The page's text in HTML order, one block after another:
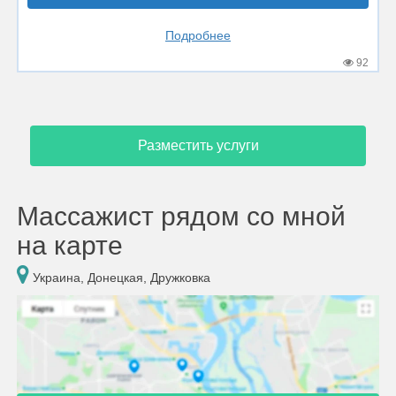
Подробнее
92
Разместить услуги
Массажист рядом со мной
на карте
Украина, Донецкая, Дружковка